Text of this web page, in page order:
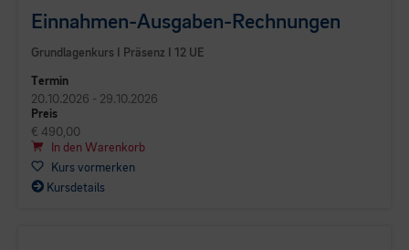
Einnahmen-Ausgaben-Rechnungen
Grundlagenkurs I Präsenz I 12 UE
Termin
20.10.2026 - 29.10.2026
Preis
€ 490,00
In den Warenkorb
Kurs vormerken
Kursdetails